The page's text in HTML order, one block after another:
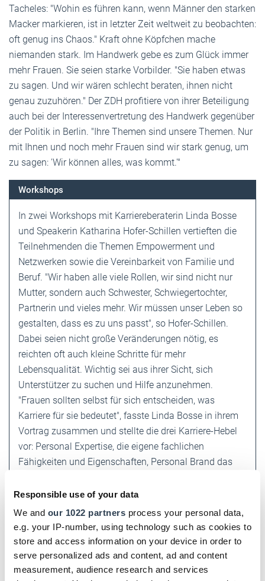
Responsible use of your data
We and our 1022 partners process your personal data,
e.g. your IP-number, using technology such as cookies to
store and access information on your device in order to
serve personalized ads and content, ad and content
measurement, audience research and services
Tacheles: "Wohin es führen kann, wenn Männer den starken
Macker markieren, ist in letzter Zeit weltweit zu beobachten:
oft genug ins Chaos." Kraft ohne Köpfchen mache
niemanden stark. Im Handwerk gebe es zum Glück immer
mehr Frauen. Sie seien starke Vorbilder. "Sie haben etwas
zu sagen. Und wir wären schlecht beraten, ihnen nicht
genau zuzuhören." Der ZDH profitiere von ihrer Beteiligung
auch bei der Interessenvertretung des Handwerk gegenüber
der Politik in Berlin. "Ihre Themen sind unsere Themen. Nur
mit Ihnen und noch mehr Frauen sind wir stark genug, um
zu sagen: 'Wir können alles, was kommt.'"
Workshops
In zwei Workshops mit Karriereberaterin Linda Bosse
und Speakerin Katharina Hofer-Schillen vertieften die
Teilnehmenden die Themen Empowerment und
Netzwerken sowie die Vereinbarkeit von Familie und
Beruf. "Wir haben alle viele Rollen, wir sind nicht nur
Mutter, sondern auch Schwester, Schwiegertochter,
Partnerin und vieles mehr. Wir müssen unser Leben so
gestalten, dass es zu uns passt", so Hofer-Schillen.
Dabei seien nicht große Veränderungen nötig, es
reichten oft auch kleine Schritte für mehr
Lebensqualität. Wichtig sei aus ihrer Sicht, sich
Unterstützer zu suchen und Hilfe anzunehmen.
"Frauen sollten selbst für sich entscheiden, was
Karriere für sie bedeutet", fasste Linda Bosse in ihrem
Vortrag zusammen und stellte die drei Karriere-Hebel
vor: Personal Expertise, die eigene fachlichen
Fähigkeiten und Eigenschaften, Personal Brand das
Community, dazu gehöre Interesse an Menschen und
die Fähigkeit Brücken und Beziehungen aufzubauen.
DHB jetzt auch digital!
Einfach hier klicken und für das digitale Deutsche